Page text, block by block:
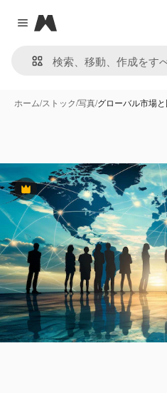
Close menu
Magnific
ホーム/ストック/写真/グローバル市場
Premium